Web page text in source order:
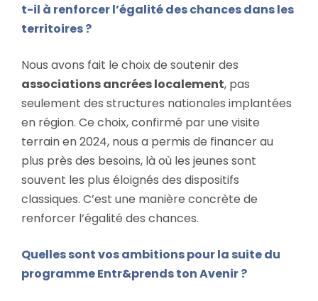
t-il à renforcer l’égalité des chances dans les
territoires ?
Nous avons fait le choix de soutenir des
associations ancrées localement, pas
seulement des structures nationales implantées
en région. Ce choix, confirmé par une visite
terrain en 2024, nous a permis de financer au
plus près des besoins, là où les jeunes sont
souvent les plus éloignés des dispositifs
classiques. C’est une manière concrète de
renforcer l’égalité des chances.
Quelles sont vos ambitions pour la suite du
programme Entr&prends ton Avenir ?